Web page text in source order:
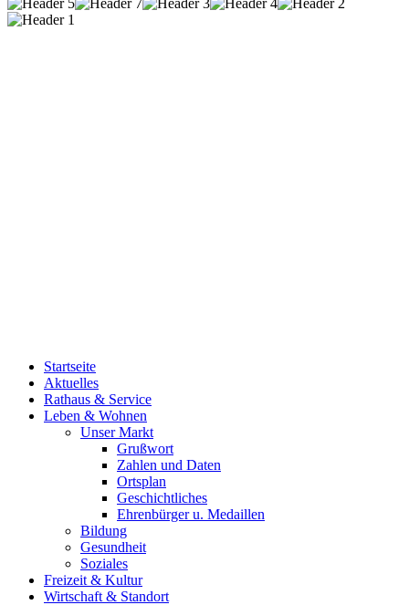
Startseite
Aktuelles
Rathaus & Service
Leben & Wohnen
Unser Markt
Grußwort
Zahlen und Daten
Ortsplan
Geschichtliches
Ehrenbürger u. Medaillen
Bildung
Gesundheit
Soziales
Freizeit & Kultur
Wirtschaft & Standort